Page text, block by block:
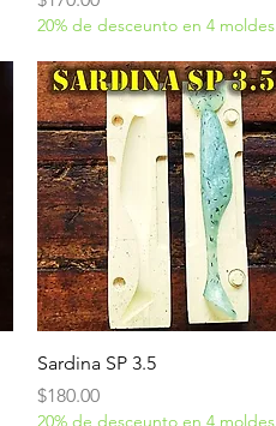
20% de desceunto en 4 moldes
Vista rápida
Sardina SP 3.5
Precio
$180.00
20% de desceunto en 4 moldes